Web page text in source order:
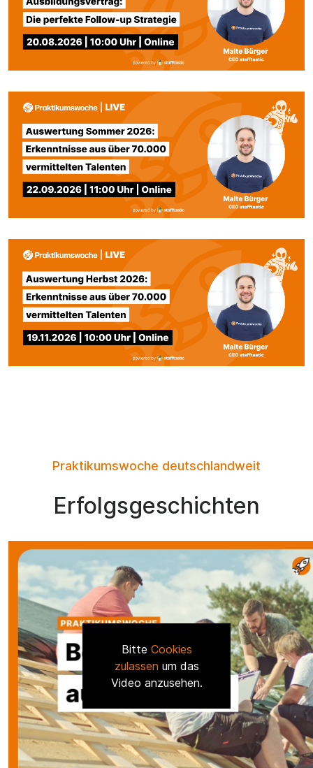
Praktikumswoche deutschlandweit
Erfolgsgeschichten
Bitte Cookies
zulassen um das
Video anzusehen.